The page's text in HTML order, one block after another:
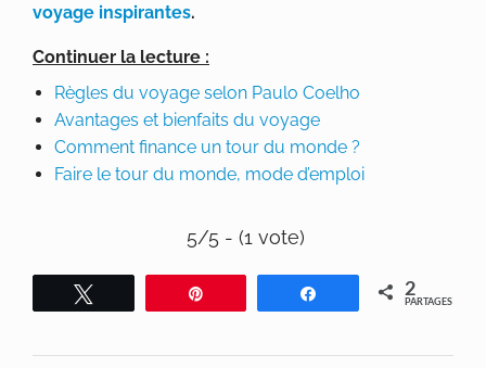
voyage inspirantes.
Continuer la lecture :
Règles du voyage selon Paulo Coelho
Avantages et bienfaits du voyage
Comment finance un tour du monde ?
Faire le tour du monde, mode d’emploi
5/5 - (1 vote)
Partagez 2
PARTAGES